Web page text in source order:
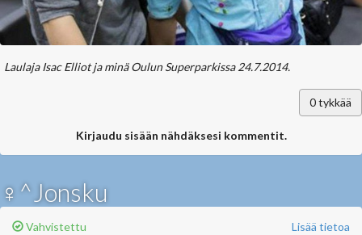
Laulaja Isac Elliot ja minä Oulun Superparkissa 24.7.2014.
0tykkää
Kirjaudu sisään nähdäksesi kommentit.
♀^Jonsku
Lisää tietoa
Vahvistettu